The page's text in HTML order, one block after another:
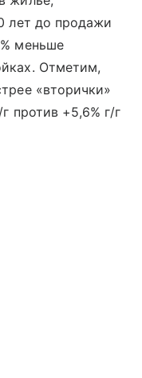
лет до продажи
меньше
Отметим,
«вторички»
против +5,6% г/г